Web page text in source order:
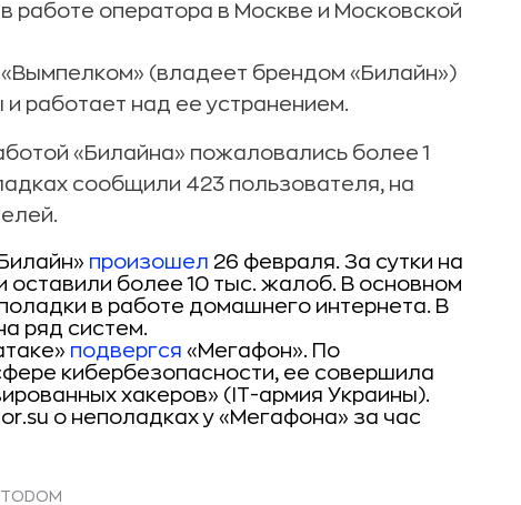
работе оператора в Москве и Московской
(владеет брендом «Билайн»)
работает над ее устранением.
«Билайна» пожаловались более 1
сообщили 423 пользователя, на
произошел 26 февраля. За сутки на
оставили более 10 тыс. жалоб. В основном
в работе домашнего интернета. В
ряд систем.
подвергся «Мегафон». По
кибербезопасности, ее совершила
хакеров» (IT-армия Украины).
о неполадках у «Мегафона» за час